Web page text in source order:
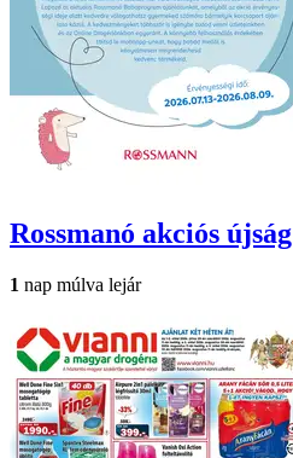
Rossmanó akciós újság
1 nap múlva lejár